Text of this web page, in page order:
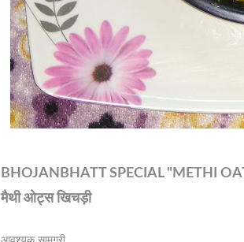
BHOJANBHATT SPECIAL "METHI
मैथी ओट्स खिचड़ी